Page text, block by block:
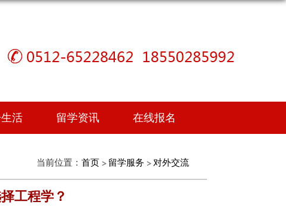
活 留学资讯 在线报名
当前位置： 首页 留学服务 对外交流
工程学？